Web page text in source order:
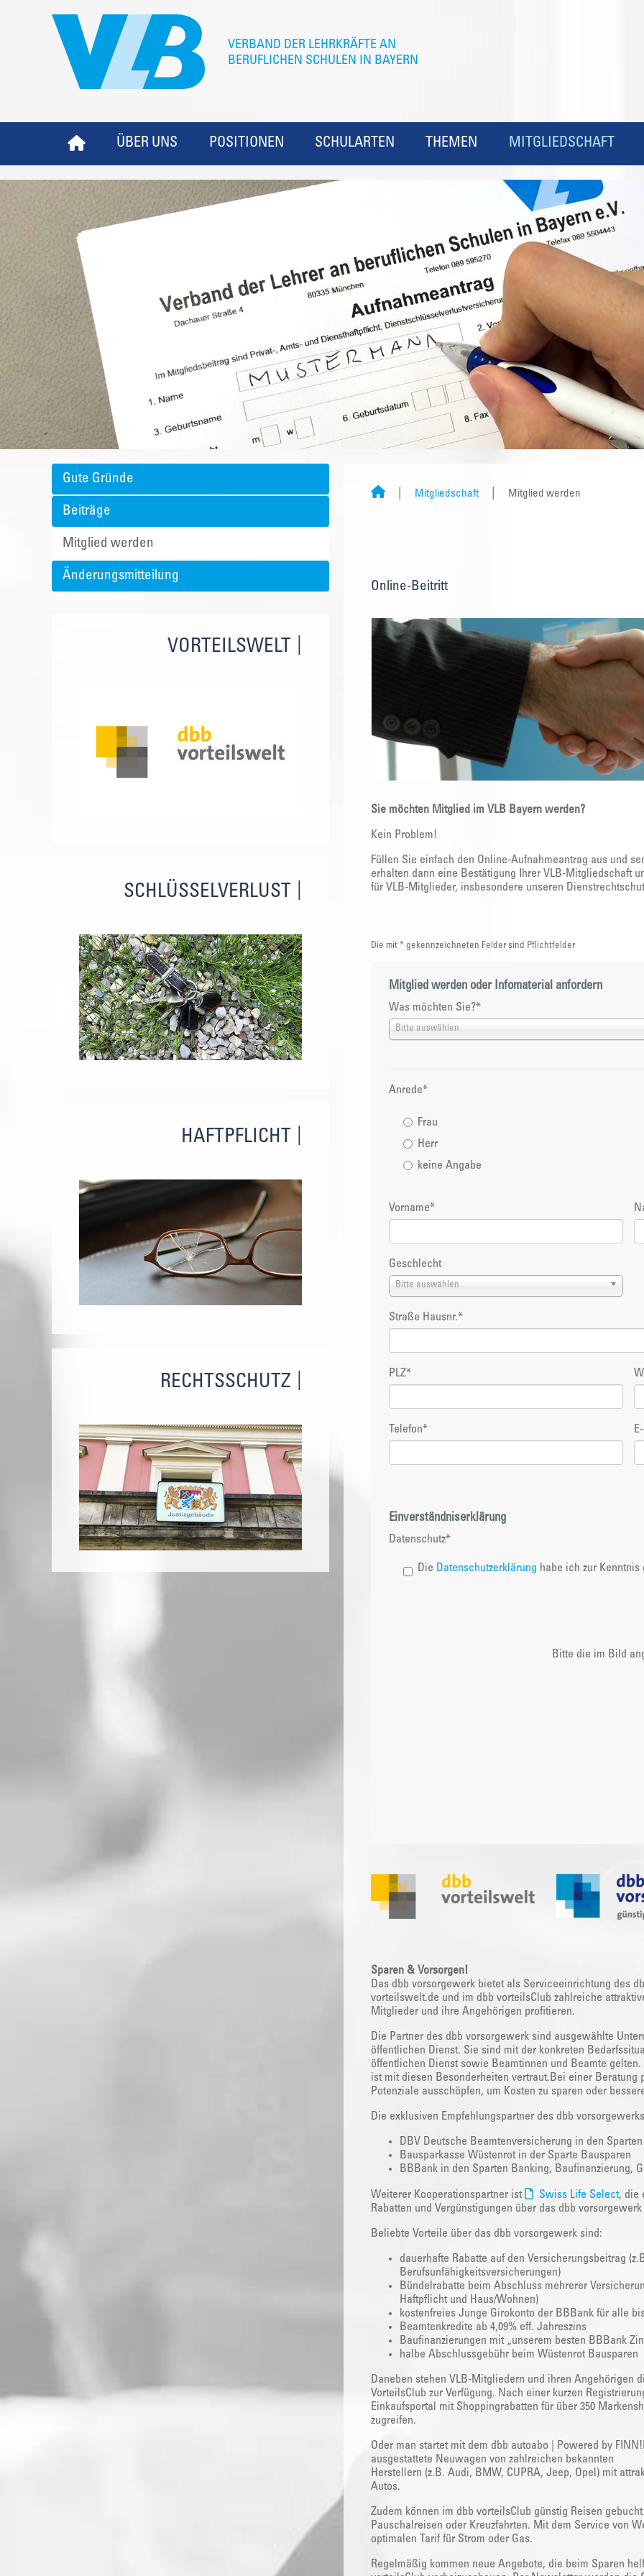
ÜBER UNS POSITIONEN SCHULARTEN THEMEN MITGLIEDSCHAFT
Gute Gründe
Beiträge
Mitglied werden
Änderungsmitteilung
VORTEILSWELT
SCHLÜSSELVERLUST
HAFTPFLICHT
RECHTSSCHUTZ
Mitgliedschaft Mitglied werden
Online-Beitritt
Sie möchten Mitglied im VLB Bayern werden?
Kein Problem!
Füllen Sie einfach den Online-Aufnahmeantrag aus und
erhalten dann eine Bestätigung Ihrer VLB-Mitgliedschaft
für VLB-Mitglieder, insbesondere unseren
Die mit * gekennzeichneten Felder sind Pflichtfelder
Mitglied werden oder Infomaterial anfordern
Was möchten Sie?*
Bitte auswählen
Anrede*
Frau
Herr
keine Angabe
Vorname*
Geschlecht
Bitte auswählen
Straße Hausnr.*
PLZ*
Telefon*
Einverständniserklärung
Datenschutz*
Die Datenschutzerklärung habe ich zur Kenntnis
Bitte die im Bild
Sparen & Vorsorgen!
Das dbb vorsorgewerk bietet als Serviceeinrichtung des
vorteilswelt.de und im dbb vorteilsClub zahlreiche
Mitglieder und ihre Angehörigen profitieren.
Die Partner des dbb vorsorgewerk sind ausgewählte
öffentlichen Dienst. Sie sind mit der konkreten
öffentlichen Dienst sowie Beamtinnen und Beamte
ist mit diesen Besonderheiten vertraut.Bei einer
Potenziale ausschöpfen, um Kosten zu sparen oder
Die exklusiven Empfehlungspartner des dbb
DBV Deutsche Beamtenversicherung in den
Bausparkasse Wüstenrot in der Sparte Bausparen
BBBank in den Sparten Banking, Baufinanzierung,
Weiterer Kooperationspartner ist Swiss Life Select, die
Rabatten und Vergünstigungen über das dbb
Beliebte Vorteile über das dbb vorsorgewerk sind:
dauerhafte Rabatte auf den Versicherungsbeitrag
Berufsunfähigkeitsversicherungen)
Bündelrabatte beim Abschluss mehrerer
Haftpflicht und Haus/Wohnen)
kostenfreies Junge Girokonto der BBBank für alle
Beamtenkredite ab 4,09% eff. Jahreszins
Baufinanzierungen mit „unserem besten BBBank
halbe Abschlussgebühr beim Wüstenrot Bausparen
Daneben stehen VLB-Mitgliedern und ihren Angehörigen
VorteilsClub zur Verfügung. Nach einer kurzen
Einkaufsportal mit Shoppingrabatten für über 350
zugreifen.
Oder man startet mit dem dbb autoabo | Powered by
ausgestattete Neuwagen von zahlreichen bekannten
Herstellern (z.B. Audi, BMW, CUPRA, Jeep, Opel) mit
Autos.
Zudem können im dbb vorteilsClub günstig Reisen
Pauschalreisen oder Kreuzfahrten. Mit dem Service von
optimalen Tarif für Strom oder Gas.
Regelmäßig kommen neue Angebote, die beim Sparen